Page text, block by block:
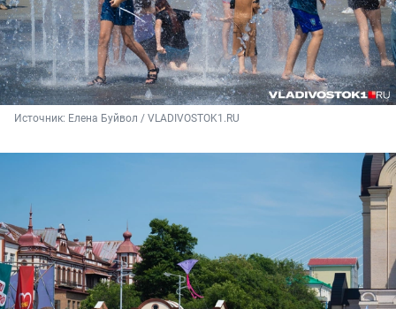
Источник: Елена Буйвол / VLADIVOSTOK1.RU